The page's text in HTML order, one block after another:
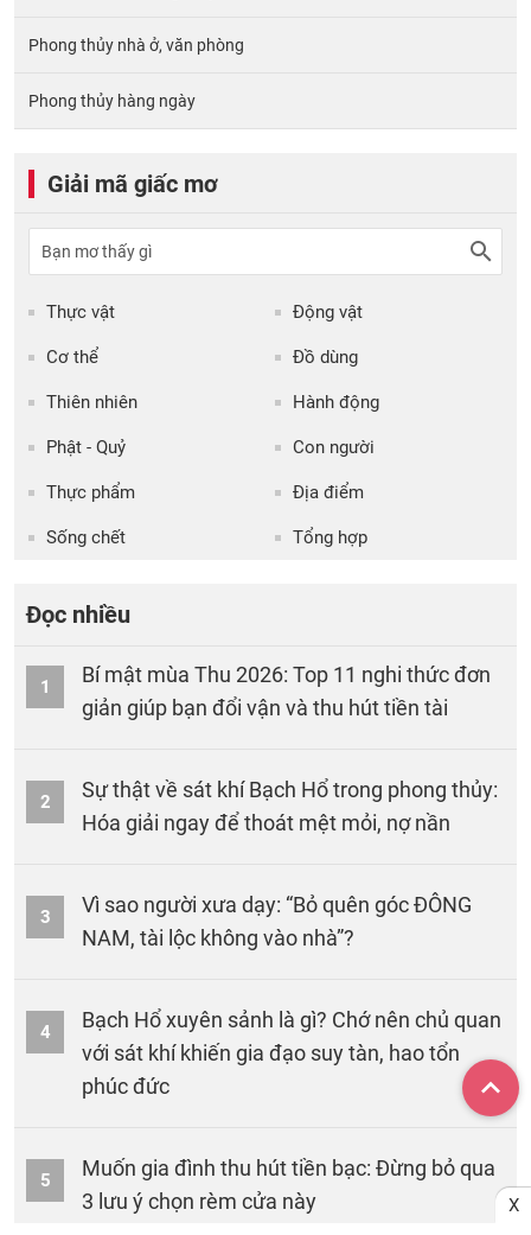
Phong thủy nhà ở, văn phòng
Phong thủy hàng ngày
Giải mã giấc mơ
Thực vật Động vật
Cơ thể Đồ dùng
Thiên nhiên Hành động
Phật - Quỷ Con người
Thực phẩm Địa điểm
Sống chết Tổng hợp
Đọc nhiều
1
Bí mật mùa Thu 2026: Top 11 nghi thức đơn
giản giúp bạn đổi vận và thu hút tiền tài
2
Sự thật về sát khí Bạch Hổ trong phong thủy:
Hóa giải ngay để thoát mệt mỏi, nợ nần
3
Vì sao người xưa dạy: “Bỏ quên góc ĐÔNG
NAM, tài lộc không vào nhà”?
4
Bạch Hổ xuyên sảnh là gì? Chớ nên chủ quan
với sát khí khiến gia đạo suy tàn, hao tổn
phúc đức
5
Muốn gia đình thu hút tiền bạc: Đừng bỏ qua
3 lưu ý chọn rèm cửa này
X